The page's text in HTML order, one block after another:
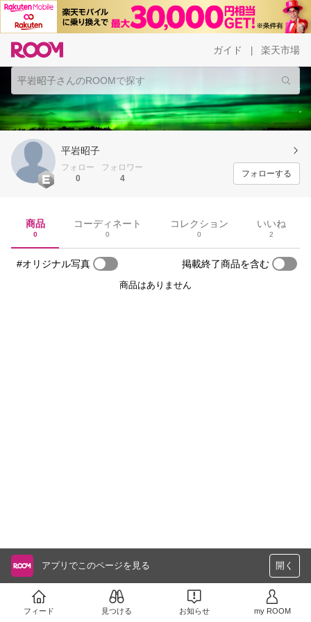
ガイド 楽天市場
平岩昭子
フォロー
0
フォロワー
4
フォローする
商品
0
コーディネート
0
コレクション
0
いいね
2
#オリジナル写真 掲載終了商品を含む
商品はありません
アプリでこのページを見る 開く
フィード 見つける お知らせ my ROOM